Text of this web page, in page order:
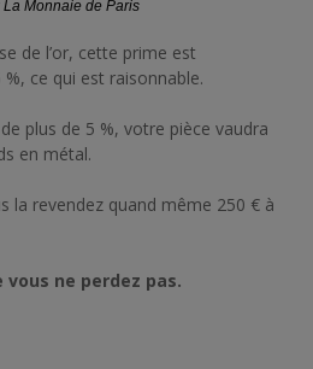
La Monnaie de Paris
de l’or, cette prime est
ce qui est raisonnable.
plus de 5 %, votre pièce vaudra
en métal.
la revendez quand même 250 € à
ne perdez pas.